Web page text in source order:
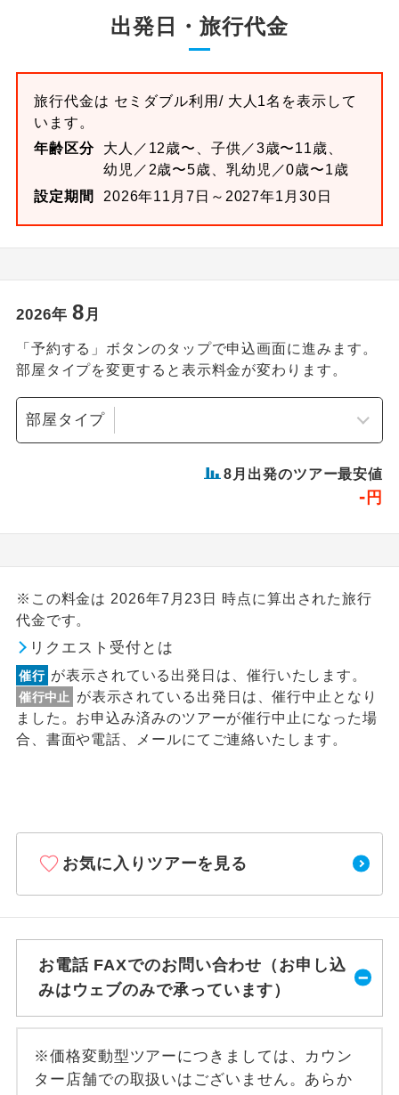
出発日・旅行代金
旅行代金は セミダブル利用/ 大人1名を表示して
います。
年齢区分
大人／12歳〜、子供／3歳〜11歳、
幼児／2歳〜5歳、乳幼児／0歳〜1歳
設定期間
2026年11月7日～2027年1月30日
2026年 8月
「予約する」ボタンのタップで申込画面に進みます。
部屋タイプを変更すると表示料金が変わります。
部屋タイプ
8 月出発のツアー最安値
- 円
※この料金は 2026年7月23日 時点に算出された旅行
代金です。
リクエスト受付とは
催行 が表示されている出発日は、催行いたします。
催行中止
が表示されている出発日は、催行中止となり
ました。お申込み済みのツアーが催行中止になった場
合、書面や電話、メールにてご連絡いたします。
お気に入りツアーを見る
お電話 FAXでのお問い合わせ（お申し込
みはウェブのみで承っています）
※価格変動型ツアーにつきましては、カウン
ター店舗での取扱いはございません。あらか